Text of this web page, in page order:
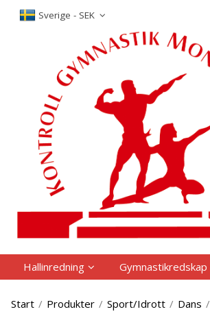
Sverige - SEK
Hallinredning Gymnastikredskap
Start / Produkter / Sport/Idrott / Dans /